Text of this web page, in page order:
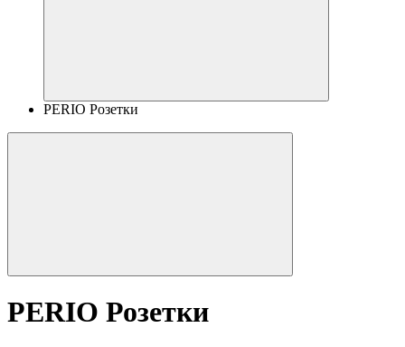
PERIO Розетки
PERIO Розетки